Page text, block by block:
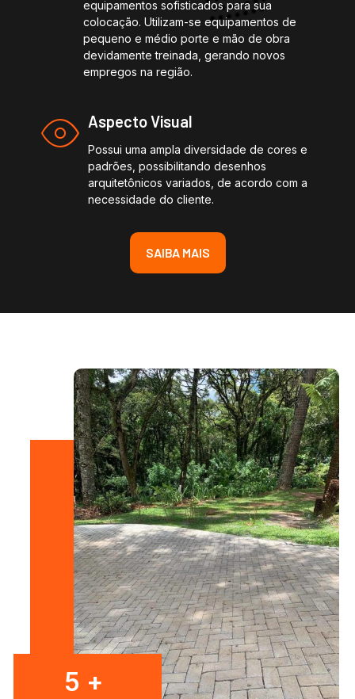
equipamentos sofisticados para sua
colocação. Utilizam-se equipamentos de
pequeno e médio porte e mão de obra
devidamente treinada, gerando novos
empregos na região.
Aspecto Visual
Possui uma ampla diversidade de cores e
padrões, possibilitando desenhos
arquitetônicos variados, de acordo com a
necessidade do cliente.
SAIBA MAIS
7 +